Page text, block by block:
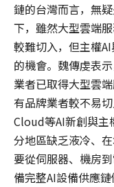
鏈的台灣而言，無
下，雖然大型雲端
較難切入，但主權
的機會。魏傳虔表
業者已取得大型雲
有品牌業者較不易
Cloud等AI新創與主
分地區缺乏液冷、
要從伺服器、機房
備完整AI設備供應